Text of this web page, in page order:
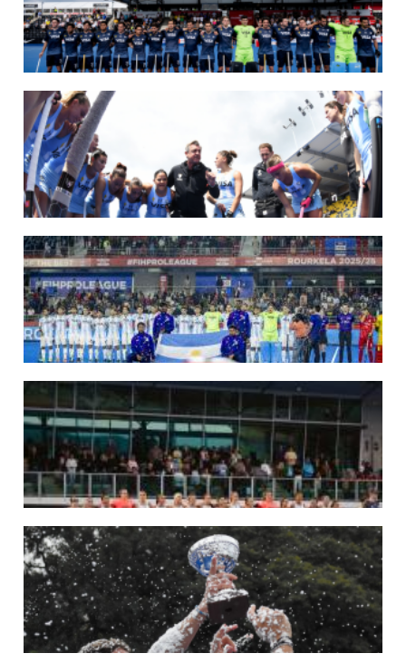
07/08/2026
LOS LEONES LISTOS PARA DISPUTAR EL MUNDIAL 2026
Del 15 al 30 de agosto, el seleccionado argentino masculino de hockey disputará
la Copa del Mundo en Países Bajos y Bélgica. El debut será ante Japón.
14/07/2026
MUNDIAL 2026: LOS LEONES CONVOCADOS POR LUCAS REY
Del 15 al 30 de agosto disputarán el Mundial en Países Bajos y Bélgica.
LEER MÁS
09/07/2026
MUNDIAL 2026: LAS LEONAS CONVOCADAS POR FERNANDO F...
Del 15 al 30 de agosto disputarán el Mundial 2026 en Países Bajos y Bélgica.
LEER MÁS
29/05/2026
LOS LEONES CONVOCADOS PARA LA VENTANA EUROPEA DE P...
En junio, el seleccionado nacional disputará las últimas dos ventanas de Pro
League 2025-26 en Inglaterra y Alemania.
LEER MÁS
22/05/2026
LAS LEONAS CONVOCADAS PARA LA VENTANA EUROPEA DE P...
En junio, el seleccionado nacional disputará las últimas dos ventanas de Pro
League 2025-26 en Bélgica e Inglaterra.